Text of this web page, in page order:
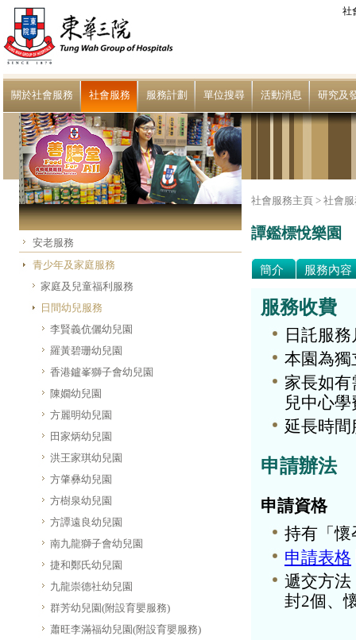
社
關於社會服務 社會服務 服務計劃 單位搜尋 活動消息 研究及
安老服務
青少年及家庭服務
家庭及兒童福利服務
日間幼兒服務
李賢義伉儷幼兒園
羅黃碧珊幼兒園
香港鑪峯獅子會幼兒園
陳嫺幼兒園
方麗明幼兒園
田家炳幼兒園
洪王家琪幼兒園
方肇彝幼兒園
方樹泉幼兒園
方譚遠良幼兒園
南九龍獅子會幼兒園
捷和鄭氏幼兒園
九龍崇德社幼兒園
群芳幼兒園(附設育嬰服務)
蕭旺李滿福幼兒園(附設育嬰服務)
社會服務主頁 > 社會
譚鑑標悅樂園
簡介 服務內容
服務收費
日託服
本園為獨
家長如
兒中心
延長時間
申請辦法
申請資格
持有「懷
申請表格
遞交方法
封2個、